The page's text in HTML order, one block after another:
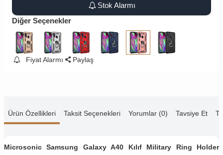
Stok Alarmı
Diğer Seçenekler
Fiyat Alarmı Paylaş
Ürün Özellikleri Taksit Seçenekleri Yorumlar (0) Tavsiye Et
Microsonic Samsung Galaxy A40 Kılıf Military Ring Holder